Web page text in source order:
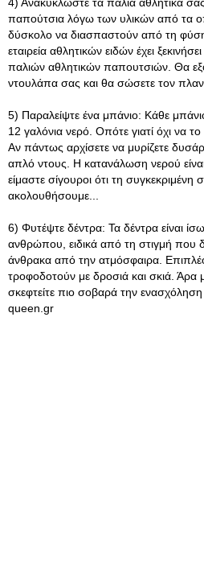
παπούτσια λόγω των υλικών από τα
δύσκολο να διασπαστούν από τη
εταιρεία αθλητικών ειδών έχει
παλιών αθλητικών παπουτσιών. Θα
ντουλάπα σας και θα σώσετε τον
5) Παραλείψτε ένα μπάνιο: Κάθε
12 γαλόνια νερό. Οπότε γιατί όχι να
Αν πάντως αρχίσετε να μυρίζετε
απλό ντους. Η κατανάλωση νερού
είμαστε σίγουροι ότι τη
ακολουθήσουμε...
6) Φυτέψτε δέντρα: Τα δέντρα είναι
ανθρώπου, ειδικά από τη στιγμή που
άνθρακα από την ατμόσφαιρα.
τροφοδοτούν με δροσιά και σκιά.
σκεφτείτε πιο σοβαρά την
queen.gr